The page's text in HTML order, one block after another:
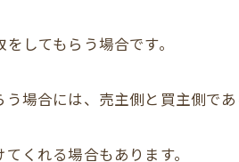
してもらう場合です。
場合には、売主側と買主側で
くれる場合もあります。